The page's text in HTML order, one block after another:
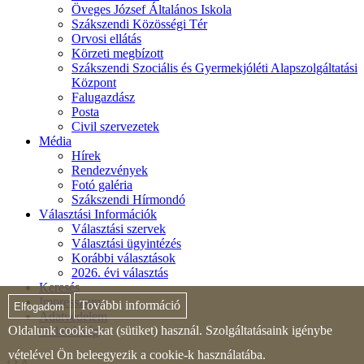
Elfogadom
További információ
Oldalunk cookie-kat (sütiket) használ. Szolgáltatásaink igénybe
vételével Ön beleegyezik a cookie-k használatába.
Öveges József Általános Iskola
Szákszendi Közösségi Tér
Orvosi ellátás
Körzeti megbízott
Szákszendi Szociális és Gyermekjóléti Alapszolgáltatási
Központ
Falugazdász
Posta
Civil szervezetek
Média
Hírek
Rendezvények
Fotó galéria
Szákszendi Hírmondó
Választási Információk
Választási szervek
Választási ügyintézés
Korábbi választások
2026. évi választás
Keresés
Impresszum
Adatvédelem
Oldaltérkép
‹ › ×